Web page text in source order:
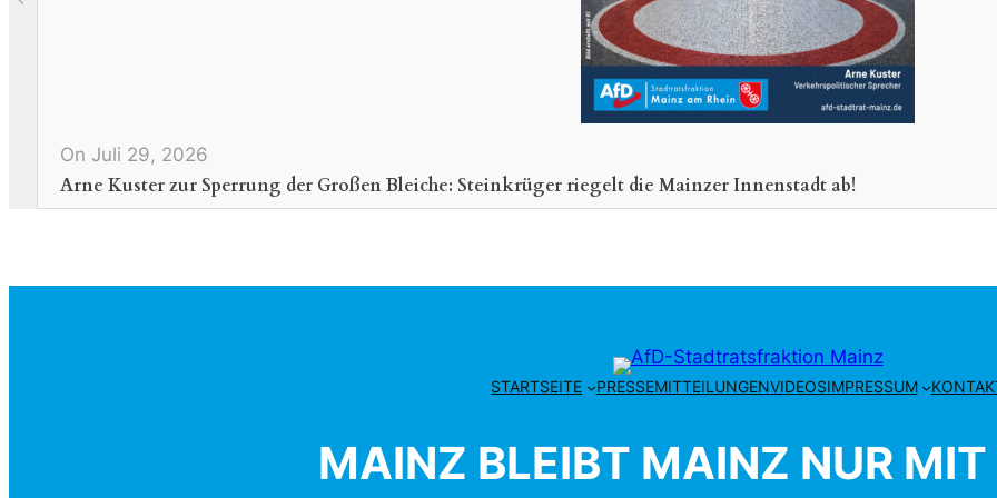
On Juli 29, 2026
Arne Kuster zur Sperrung der Großen Bleiche: Steinkrüger riegelt die Mainzer Innenstadt ab!
STARTSEITE PRESSEMITTEILUNGENVIDEOSIMPRESSUM
MAINZ BLEIBT MAINZ NUR MIT